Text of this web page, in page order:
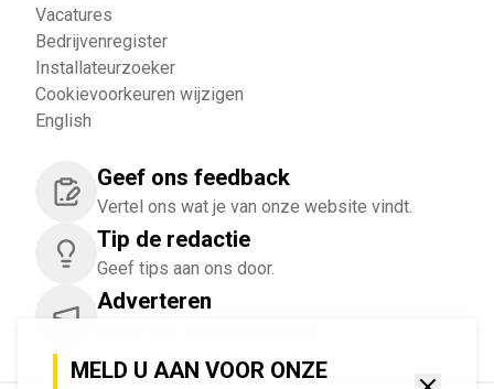
MELD U AAN VOOR ONZE
Vacatures
Bedrijvenregister
Installateurzoeker
Cookievoorkeuren wijzigen
English
Geef ons feedback
Vertel ons wat je van onze website vindt.
Tip de redactie
Geef tips aan ons door.
Adverteren